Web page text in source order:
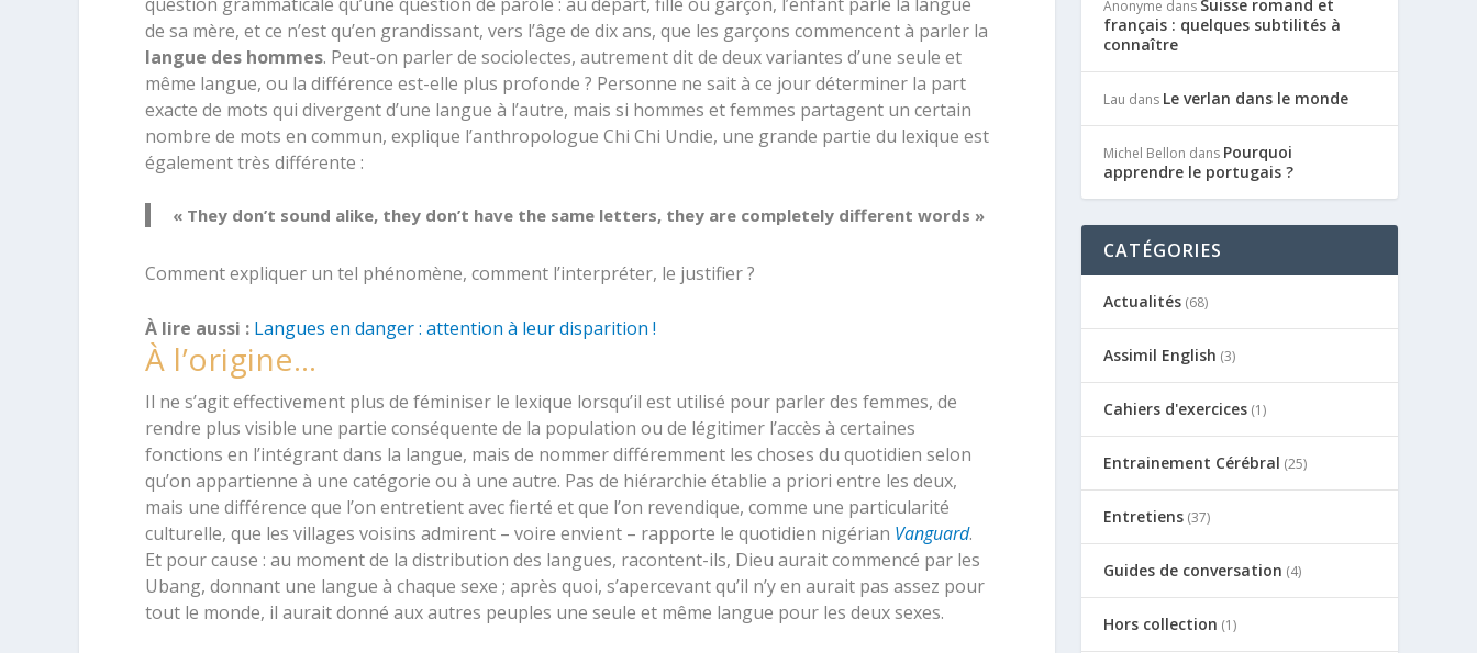
de sa mère, et ce n’est qu’en grandissant, vers l’âge de dix ans, que les garçons commencent à parler la
langue des hommes. Peut-on parler de sociolectes, autrement dit de deux variantes d’une seule et
même langue, ou la différence est-elle plus profonde ? Personne ne sait à ce jour déterminer la part
exacte de mots qui divergent d’une langue à l’autre, mais si hommes et femmes partagent un certain
nombre de mots en commun, explique l’anthropologue Chi Chi Undie, une grande partie du lexique est
également très différente :
« They don’t sound alike, they don’t have the same letters, they are completely different words »
Comment expliquer un tel phénomène, comment l’interpréter, le justifier ?
À lire aussi : Langues en danger : attention à leur disparition !
À l’origine…
Il ne s’agit effectivement plus de féminiser le lexique lorsqu’il est utilisé pour parler des femmes, de
rendre plus visible une partie conséquente de la population ou de légitimer l’accès à certaines
fonctions en l’intégrant dans la langue, mais de nommer différemment les choses du quotidien selon
qu’on appartienne à une catégorie ou à une autre. Pas de hiérarchie établie a priori entre les deux,
mais une différence que l’on entretient avec fierté et que l’on revendique, comme une particularité
culturelle, que les villages voisins admirent – voire envient – rapporte le quotidien nigérian Vanguard.
Et pour cause : au moment de la distribution des langues, racontent-ils, Dieu aurait commencé par les
Ubang, donnant une langue à chaque sexe ; après quoi, s’apercevant qu’il n’y en aurait pas assez pour
tout le monde, il aurait donné aux autres peuples une seule et même langue pour les deux sexes.
Anonyme dans Suisse romand et
français : quelques subtilités à
connaître
Lau dans Le verlan dans le monde
Michel Bellon dans Pourquoi
apprendre le portugais ?
CATÉGORIES
Actualités (68)
Assimil English (3)
Cahiers d'exercices (1)
Entrainement Cérébral (25)
Entretiens (37)
Guides de conversation (4)
Hors collection (1)